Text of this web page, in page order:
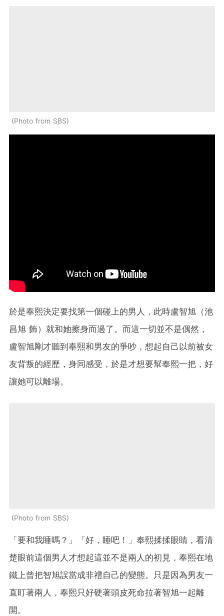
Photo from SBS
於是奉熙決定要找第一個碰上的男人，此時盧智旭（池
昌旭 飾）就和她擦身而過了。而這一切並不是偶然，
盧智旭剛才聽到奉熙和男友的爭吵，想起自己以前被女
友背叛的經歷，身同感受，於是才想要幫奉熙一把，好
讓她可以離場。
Photo from SBS
「要和我睡嗎？」「好，睡吧！」奉熙揉揉眼睛，看清
楚眼前這個男人才想起這並不是兩人的初見，奉熙在地
鐵上曾把智旭誤當成非禮自己的變態。只是因為男友一
直盯著兩人，奉熙只好硬著頭皮死命拉著智旭一起離
開。